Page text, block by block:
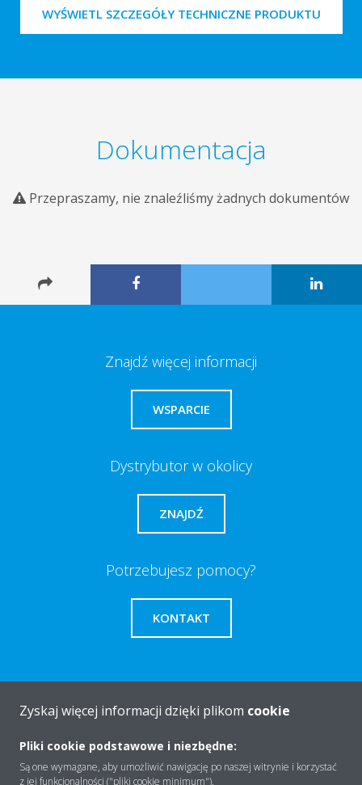
WYŚWIETL SZCZEGÓŁY TECHNICZNE PRODUKTU
Dokumentacja
Przepraszamy, nie znaleźliśmy żadnych dokumentów
Znajdź więcej informacji
WSPARCIE
Dystrybutor w okolicy
ZNAJDŹ
Potrzebujesz pomocy?
KONTAKT
O firmie
Rozwiązania
Zyskaj więcej informacji dzięki plikom cookie
Pliki cookie podstawowe i niezbędne:
Są one wymagane, aby umożliwić nawigację po naszej witrynie i korzystać
z jej funkcjonalności ("pliki cookie minimum").